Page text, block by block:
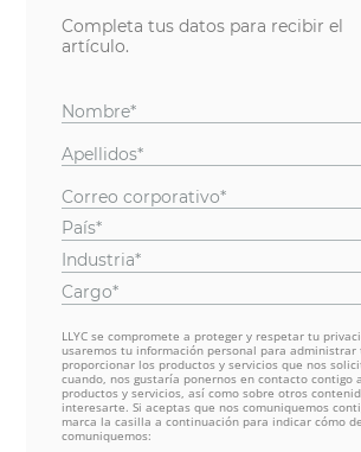
Completa tus datos para recibir el
artículo.
País*
Industria*
Cargo*
LLYC se compromete a proteger y respetar tu
usaremos tu información personal para administrar
proporcionar los productos y servicios que nos
cuando, nos gustaría ponernos en contacto contigo
productos y servicios, así como sobre otros
interesarte. Si aceptas que nos comuniquemos
marca la casilla a continuación para indicar cómo
comuniquemos: